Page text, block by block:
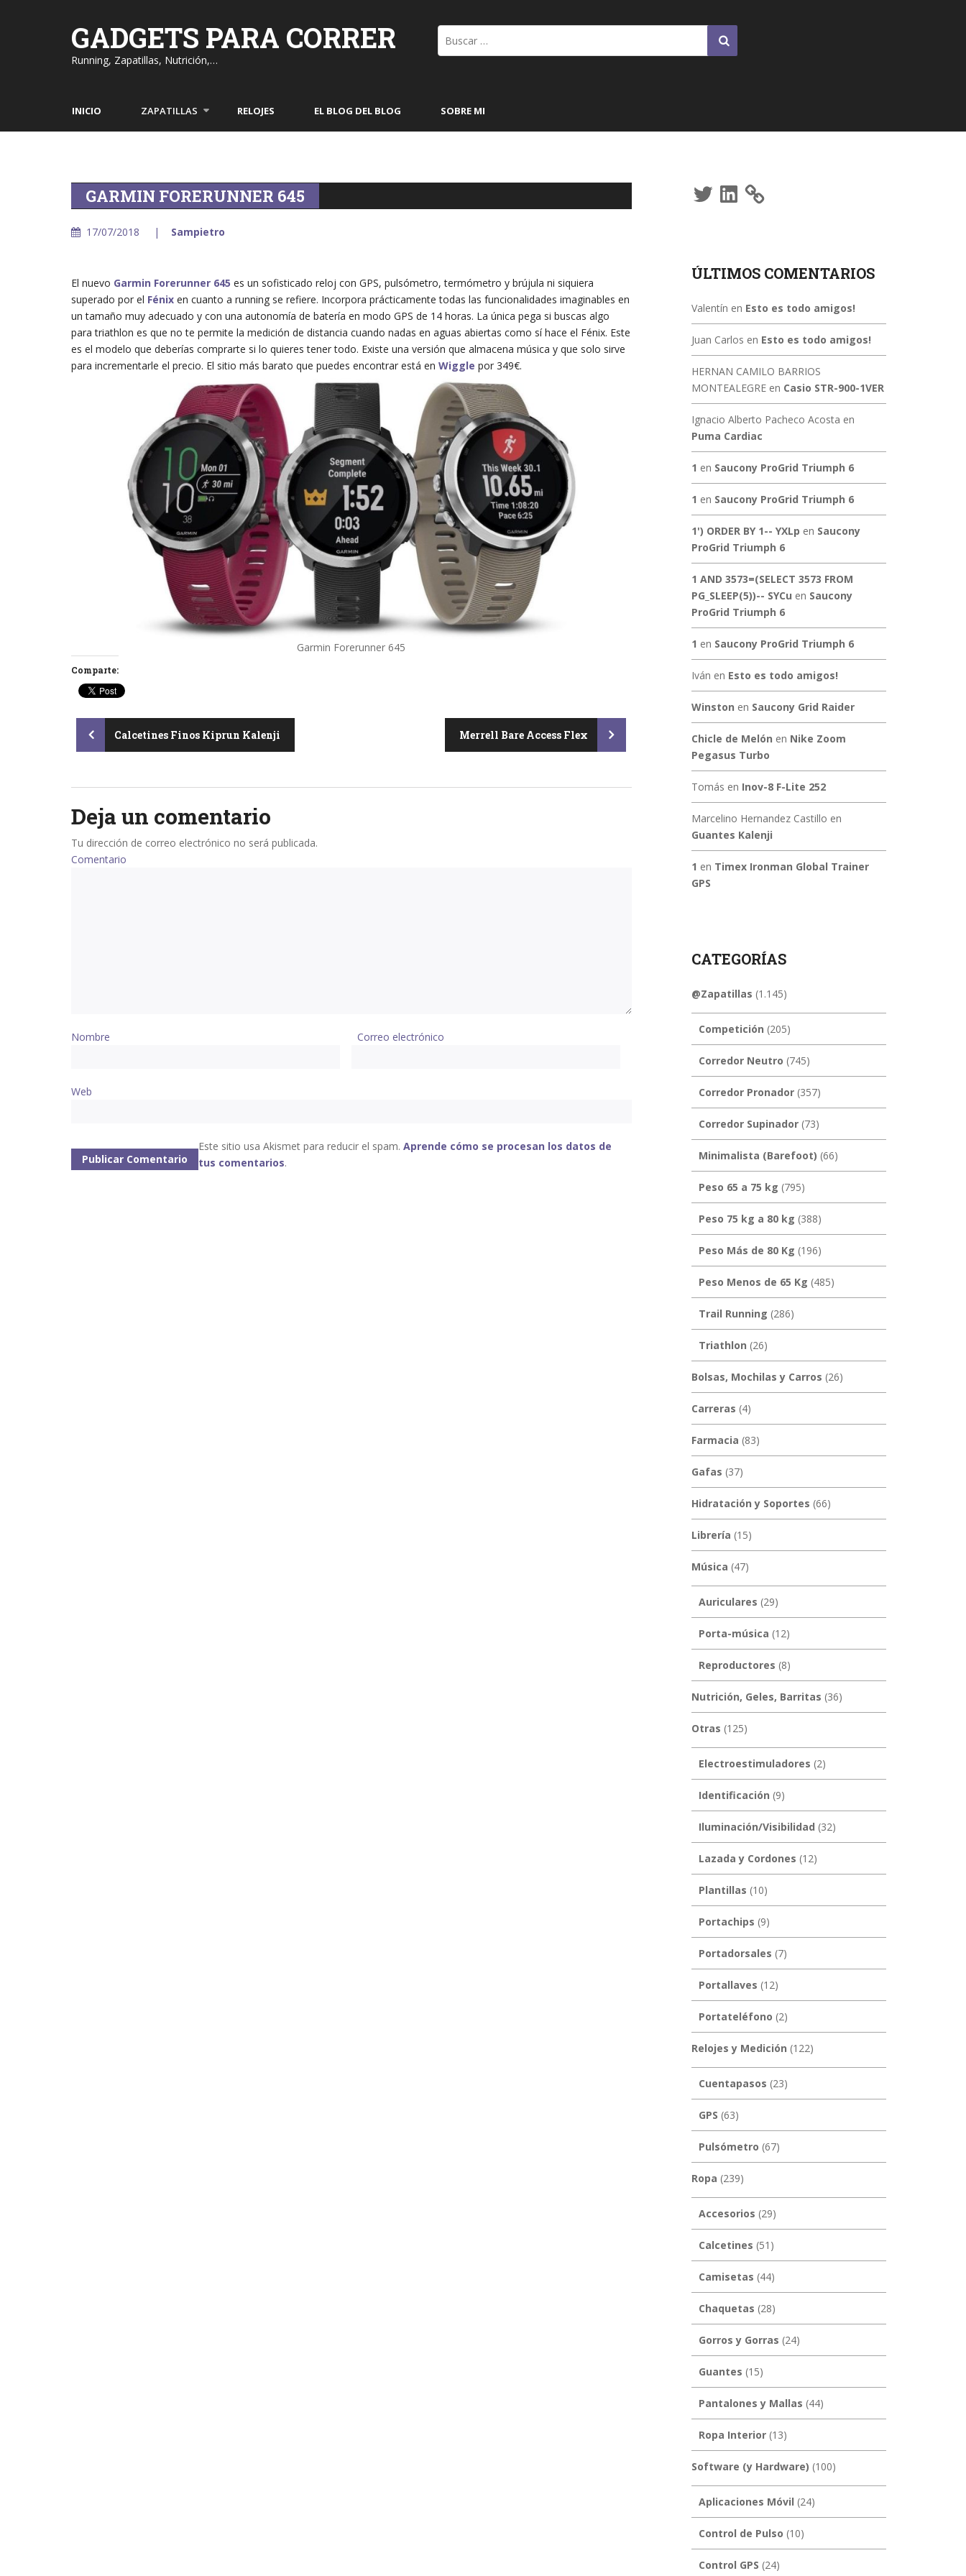
GADGETS PARA CORRER
Running, Zapatillas, Nutrición,…
INICIO ZAPATILLAS RELOJES EL BLOG DEL BLOG SOBRE MI
GARMIN FORERUNNER 645
17/07/2018 Sampietro
El nuevo Garmin Forerunner 645 es un sofisticado reloj con GPS, pulsómetro, termómetro y brújula ni siquiera
superado por el Fénixen cuanto a running se refiere. Incorpora prácticamente todas las funcionalidades imaginables en
un tamaño muy adecuado y con una autonomía de batería en modo GPS de 14 horas. La única pega si buscas algo
para triathlon es que no te permite la medición de distancia cuando nadas en aguas abiertas como sí hace el Fénix. Este
es el modelo que deberías comprarte si lo quieres tener todo. Existe una versión que almacena música y que solo sirve
para incrementarle el precio. El sitio más barato que puedes encontrar está en Wiggle por 349€.
Garmin Forerunner 645
Comparte:
Post
navigation
Calcetines Finos Kiprun Kalenji Merrell Bare Access Flex
Deja un comentario
Tu dirección de correo electrónico no será publicada.
Comentario
Nombre Correo electrónico
Web
Este sitio usa Akismet para reducir el spam. Aprende cómo se procesan los datos de
tus comentarios.
TwitterLinkedIn
ÚLTIMOS COMENTARIOS
Valentín en Esto es todo amigos!
Juan Carlos en Esto es todo amigos!
HERNAN CAMILO BARRIOS
MONTEALEGREen Casio STR-900-1VER
Ignacio Alberto Pacheco Acosta en
Puma Cardiac
1 en Saucony ProGrid Triumph 6
1 en Saucony ProGrid Triumph 6
1') ORDER BY 1-- YXLp en Saucony
ProGrid Triumph 6
1 AND 3573=(SELECT 3573 FROM
PG_SLEEP(5))-- SYCu en Saucony
ProGrid Triumph 6
1 en Saucony ProGrid Triumph 6
Iván en Esto es todo amigos!
Winston en Saucony Grid Raider
Chicle de Melón en Nike Zoom
Pegasus Turbo
Tomás en Inov-8 F-Lite 252
Marcelino Hernandez Castillo en
Guantes Kalenji
1 en Timex Ironman Global Trainer
GPS
CATEGORÍAS
@Zapatillas (1.145)
Competición (205)
Corredor Neutro (745)
Corredor Pronador(357)
Corredor Supinador(73)
Minimalista (Barefoot) (66)
Peso 65 a 75 kg (795)
Peso 75 kg a 80 kg (388)
Peso Más de 80 Kg (196)
Peso Menos de 65 Kg (485)
Trail Running (286)
Triathlon (26)
Bolsas, Mochilas y Carros (26)
Carreras (4)
Farmacia (83)
Gafas (37)
Hidratación y Soportes (66)
Librería (15)
Música (47)
Auriculares (29)
Porta-música (12)
Reproductores (8)
Nutrición, Geles, Barritas (36)
Otras (125)
Electroestimuladores (2)
Identificación (9)
Iluminación/Visibilidad (32)
Lazada y Cordones (12)
Plantillas (10)
Portachips (9)
Portadorsales (7)
Portallaves (12)
Portateléfono (2)
Relojes y Medición (122)
Cuentapasos (23)
GPS (63)
Pulsómetro (67)
Ropa (239)
Accesorios (29)
Calcetines (51)
Camisetas (44)
Chaquetas (28)
Gorros y Gorras (24)
Guantes (15)
Pantalones y Mallas (44)
Ropa Interior(13)
Software (y Hardware) (100)
Aplicaciones Móvil (24)
Control de Pulso (10)
Control GPS (24)